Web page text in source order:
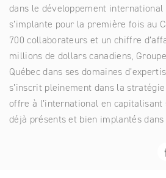
dans le développement international
s’implante pour la première fois au
700 collaborateurs et un chiffre
millions de dollars canadiens,
Québec dans ses domaines
s’inscrit pleinement dans la
offre à l’international en
déjà présents et bien implantés dans
Adresse
Ginger DELEO
Ginger LECES
Ginger FORMATION
Polynésie
Espagne
Italie
Maroc
Éthique et Conformité
Un fonds de dotation
Ingénierie des projets de coopération
politiques de développement
Conseil stratégique
Formation
Agriculture et développement rural